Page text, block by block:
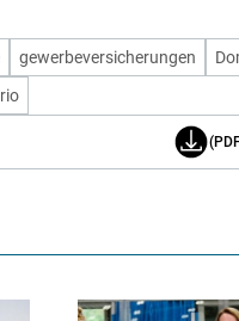
gewerbeversicherungen